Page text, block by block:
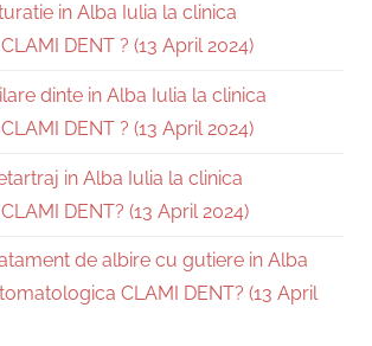
in Alba Iulia la clinica
DENT ? (13 April 2024)
dinte in Alba Iulia la clinica
DENT ? (13 April 2024)
in Alba Iulia la clinica
DENT? (13 April 2024)
de albire cu gutiere in Alba
CLAMI DENT? (13 April